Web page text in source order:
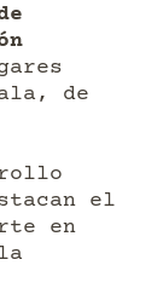
de
el
en